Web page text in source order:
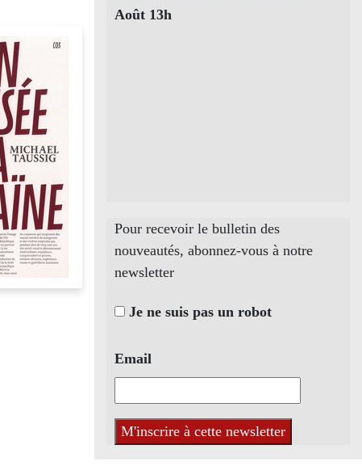
Août 13h
Pour recevoir le bulletin des
nouveautés, abonnez-vous à notre
newsletter
Je ne suis pas un robot
Email